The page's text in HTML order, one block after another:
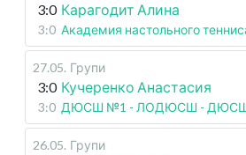
3:0 Карагодит Алина
3:0 Академия настольного
27.05. Групи
3:0 Кучеренко Анастасия
3:0 ДЮСШ №1 - ЛОДЮСШ - ДЮСШ
26.05. Групи